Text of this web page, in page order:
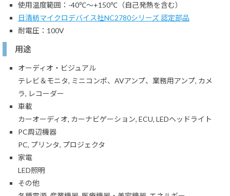
使用温度範囲：-40℃～+150℃（自己発熱を含む）
日清紡マイクロデバイス社NC2780シリーズ 認定部品
耐電圧：100V
用途
オーディオ・ビジュアル
テレビ＆モニタ, ミニコンポ、AVアンプ、業務用アンプ, カメ
ラ, レコーダー
車載
カーオーディオ, カーナビゲーション, ECU, LEDヘッドライト
PC周辺機器
PC, プリンタ, プロジェクタ
家電
LED照明
その他